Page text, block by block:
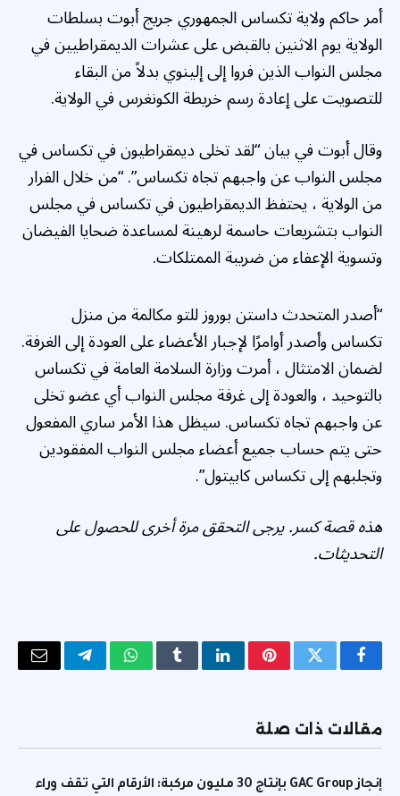
أمر حاكم ولاية تكساس الجمهوري جريج أبوت بسلطات
الولاية يوم الاثنين بالقبض على عشرات الديمقراطيين في
مجلس النواب الذين فروا إلى إلينوي بدلاً من البقاء
للتصويت على إعادة رسم خريطة الكونغرس في الولاية.
وقال أبوت في بيان “لقد تخلى ديمقراطيون في تكساس في
مجلس النواب عن واجبهم تجاه تكساس”. “من خلال الفرار
من الولاية ، يحتفظ الديمقراطيون في تكساس في مجلس
النواب بتشريعات حاسمة لرهينة لمساعدة ضحايا الفيضان
وتسوية الإعفاء من ضريبة الممتلكات.
“أصدر المتحدث داستن بوروز للتو مكالمة من منزل
تكساس وأصدر أوامرًا لإجبار الأعضاء على العودة إلى الغرفة.
لضمان الامتثال ، أمرت وزارة السلامة العامة في تكساس
بالتوحيد ، والعودة إلى غرفة مجلس النواب أي عضو تخلى
عن واجبهم تجاه تكساس. سيظل هذا الأمر ساري المفعول
حتى يتم حساب جميع أعضاء مجلس النواب المفقودين
وتجلبهم إلى تكساس كابيتول”.
هذه قصة كسر. يرجى التحقق مرة أخرى للحصول على
التحديثات.
فيسبوكتويتر بينتيريستلينكدإنTumblrواتسابتيلقرامالبريد
مقالات ذات صلة
إنجاز GAC Group بإنتاج 30 مليون مركبة: الأرقام التي تقف وراء